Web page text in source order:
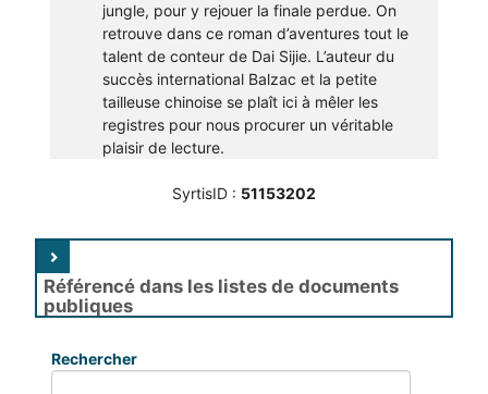
jungle, pour y rejouer la finale perdue. On
retrouve dans ce roman d’aventures tout le
talent de conteur de Dai Sijie. L’auteur du
succès international Balzac et la petite
tailleuse chinoise se plaît ici à mêler les
registres pour nous procurer un véritable
plaisir de lecture.
SyrtisID : 51153202
Référencé dans les listes de documents
publiques
Rechercher